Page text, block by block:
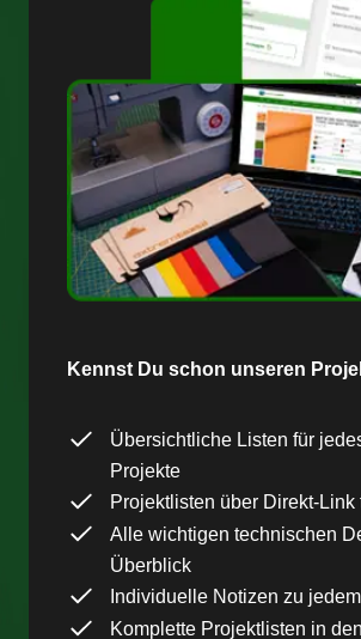
Kennst Du schon unseren
Übersichtliche Listen für
Projekte
Projektlisten über Direkt-Link
Alle wichtigen technischen
Überblick
Individuelle Notizen zu
Komplette Projektlisten in